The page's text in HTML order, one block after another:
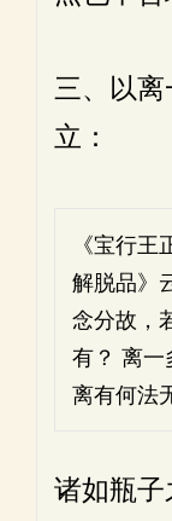
三、以
立：
《宝行王
解脱品》
念分故，
有？ 离一
离有何法
诸如瓶子